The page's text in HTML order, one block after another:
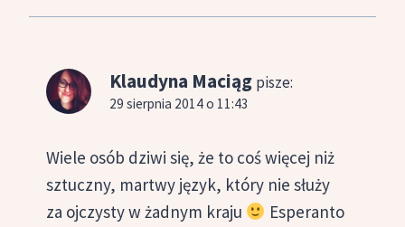
Klaudyna Maciąg pisze:
29 sierpnia 2014 o 11:43
Wiele osób dziwi się, że to coś więcej niż
sztuczny, martwy język, który nie służy
za ojczysty w żadnym kraju
Esperanto